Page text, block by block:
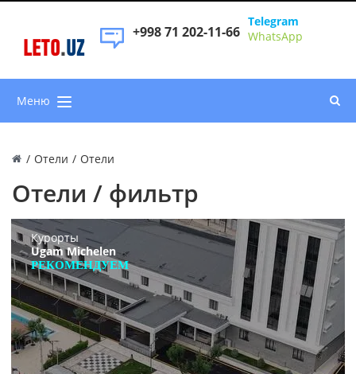
LETO.UZ
+998 71 202-11-66
Telegram
WhatsApp
Меню
/ Отели / Отели
Отели / фильтр
Курорты
Ugam Michelen
РЕКОМЕНДУЕМ